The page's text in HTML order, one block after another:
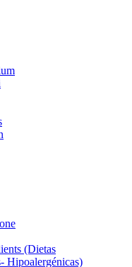
(Dietas
Hipoalergénicas)